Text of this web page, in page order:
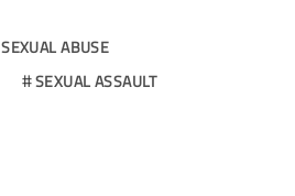
SEXUAL ABUSE
SEXUAL ASSAULT